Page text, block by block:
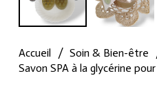
Accueil / Soin & Bien-être
Savon SPA à la glycérine